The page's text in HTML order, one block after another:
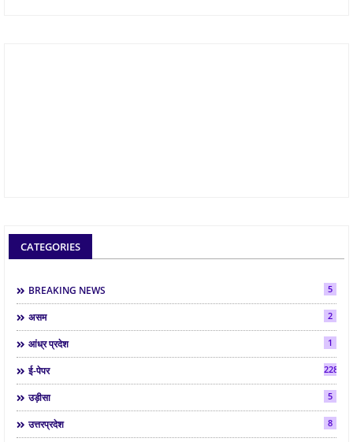
CATEGORIES
BREAKING NEWS 5
असम 2
आंध्र प्रदेश 1
ई-पेपर 2286
उड़ीसा 5
उत्तरप्रदेश 8